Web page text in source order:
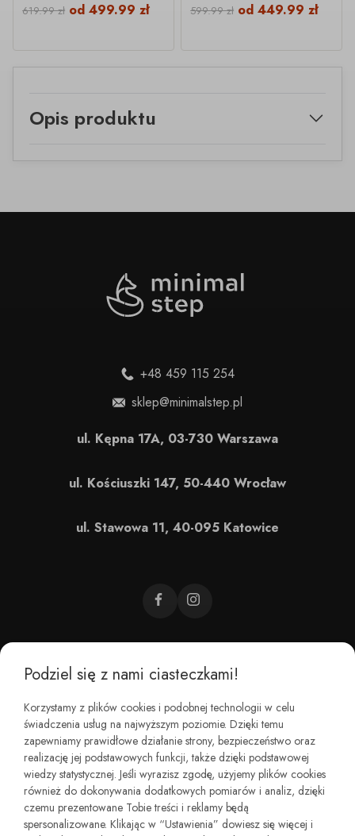
619.99zł od499.99zł 599.99zł od449.99zł
Opis produktu
CZEMU BAREFOOT?
KIM JESTEŚMY?
REGULAMINY I ZWROTY
+48 459 115 254
sklep@minimalstep.pl
ul. Kępna 17A, 03-730 Warszawa
ul. Kościuszki 147, 50-440 Wrocław
ul. Stawowa 11, 40-095 Katowice
Podziel się z nami ciasteczkami!
Korzystamy z plików cookies i podobnej technologii w celu
świadczenia usług na najwyższym poziomie. Dzięki temu
zapewniamy prawidłowe działanie strony, bezpieczeństwo oraz
realizację jej podstawowych funkcji, także dzięki podstawowej
wiedzy statystycznej. Jeśli wyrazisz zgodę, użyjemy plików cookies
również do dokonywania dodatkowych pomiarów i analiz, dzięki
czemu prezentowane Tobie treści i reklamy będą
spersonalizowane. Klikając w “Ustawienia” dowiesz się więcej i